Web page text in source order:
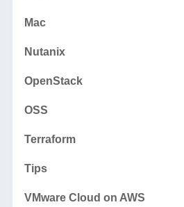
Mac
Nutanix
OpenStack
OSS
Terraform
Tips
VMware Cloud on AWS